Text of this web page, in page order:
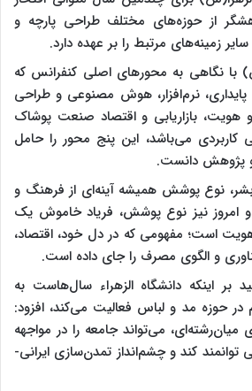
حدود ۲۰۰ پژوهشگر از حوزه‌های مختلف طراحی پارچه و
زمینه‌های مرتبط را بر عهده دارد.
با نگاهی به محورهای اصلی کنفرانس که
نرم‌افزار، هوش مصنوعی و طراحی
هویت، بازاریابی و اقتصاد صنعت پوشاک
کاربردی می‌باشد، این پنج محور را حامل
و پژوهش دانست.
بشر، نوع پوشش همیشه آینه‌ای از فرهنگ و
امروز نیز نوع پوشش، فریاد خاموش یک
است؛ مفهومی که در دل خود، اقتصاد،
و الگوی مصرف را جای داده است.
بر اینکه دانشگاه الزهراء سال‌هاست به
در حوزه مد و لباس فعالیت می‌کند، افزود:
می‌تواند جامعه را در مواجهه
کند و چشم‌انداز تمدن‌سازی ایرانی-